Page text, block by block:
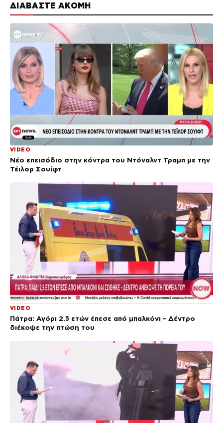
ΔΙΑΒΑΣΤΕ ΑΚΟΜΗ
VIDEO
Νέο επεισόδιο στην κόντρα του Ντόναλντ Τραμπ με την
Τέιλορ Σουίφτ
VIDEO
Πάτρα: Αγόρι 2,5 ετών έπεσε από μπαλκόνι – Δέντρο
διέκοψε την πτώση του